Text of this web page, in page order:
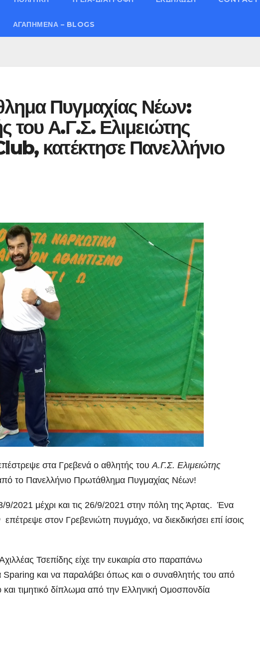
ΑΓΑΠΗΜΈΝΑ – BLOGS
Πυγμαχίας Νέων:
του Α.Γ.Σ. Ελιμειώτης
κατέκτησε Πανελλήνιο
στα Γρεβενά ο αθλητής του Α.Γ.Σ. Ελιμειώτης
το Πανελλήνιο Πρωτάθλημα Πυγμαχίας Νέων!
2021 μέχρι και τις 26/9/2021 στην πόλη της Άρτας. Ένα
στον Γρεβενιώτη πυγμάχο, να διεκδικήσει επί ίσοις
Τσεπίδης είχε την ευκαιρία στο παραπάνω
Sparing και να παραλάβει όπως και ο συναθλητής του από
τιμητικό δίπλωμα από την Ελληνική Ομοσπονδία